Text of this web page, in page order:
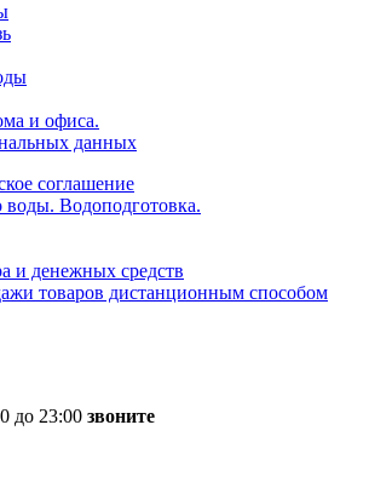
и офиса.
данных
соглашение
воды. Водоподготовка.
и денежных средств
товаров дистанционным способом
до 23:00 звоните